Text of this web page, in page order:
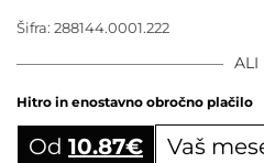
ALI
Hitro in enostavno obročno plačilo
Od 10.87€ Vaš
Šifra: 288144.0001.222